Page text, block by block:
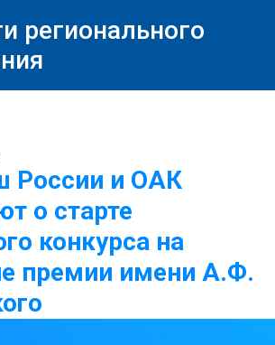
регионального
России и ОАК
о старте
конкурса на
премии имени А.Ф.